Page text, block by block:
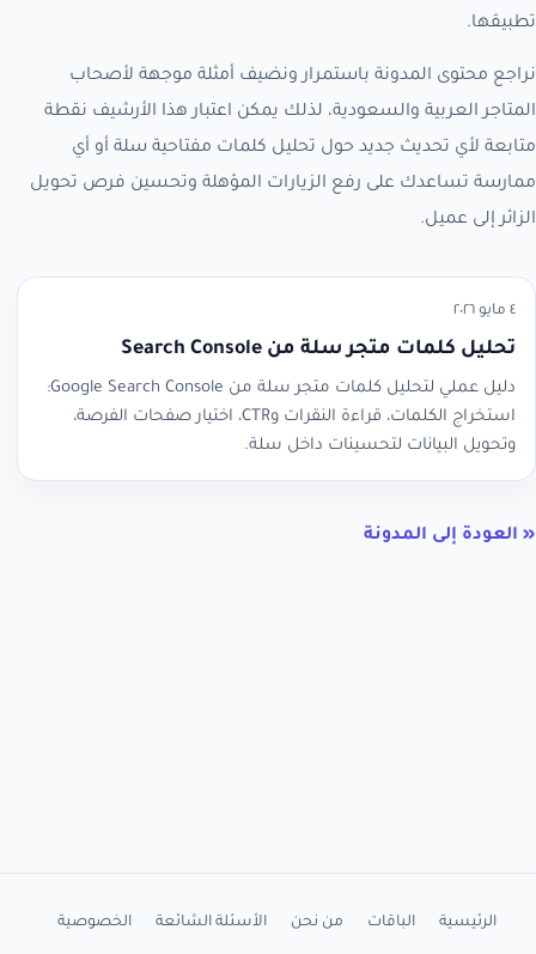
تطبيقها.
نراجع محتوى المدونة باستمرار ونضيف أمثلة موجهة لأصحاب
المتاجر العربية والسعودية، لذلك يمكن اعتبار هذا الأرشيف نقطة
متابعة لأي تحديث جديد حول تحليل كلمات مفتاحية سلة أو أي
ممارسة تساعدك على رفع الزيارات المؤهلة وتحسين فرص تحويل
الزائر إلى عميل.
٤ مايو ٢٠٢٦
تحليل كلمات متجر سلة من Search Console
دليل عملي لتحليل كلمات متجر سلة من Google Search Console:
استخراج الكلمات، قراءة النقرات وCTR، اختيار صفحات الفرصة،
وتحويل البيانات لتحسينات داخل سلة.
« العودة إلى المدونة
الرئيسية الباقات من نحن الأسئلة الشائعة الخصوصية